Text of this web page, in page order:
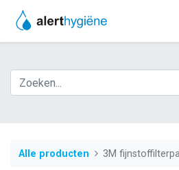
Alle producten 3M